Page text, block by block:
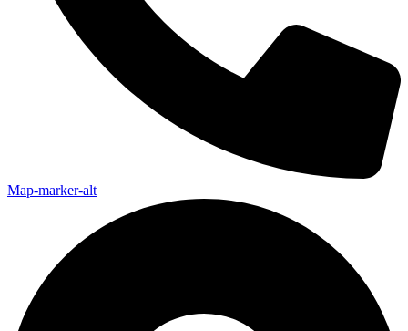
Map-marker-alt